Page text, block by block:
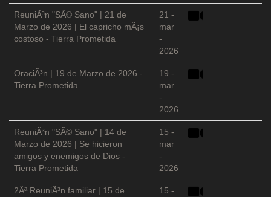
ReuniÃ³n "SÃ© Sano" | 21 de
Marzo de 2026 | El capricho mÃ¡s
costoso - Tierra Prometida
21 -
mar
-
2026
OraciÃ³n | 19 de Marzo de 2026 -
Tierra Prometida
19 -
mar
-
2026
ReuniÃ³n "SÃ© Sano" | 14 de
Marzo de 2026 | Se hicieron
amigos y enemigos de Dios -
Tierra Prometida
15 -
mar
-
2026
2Âª ReuniÃ³n familiar | 15 de
15 -